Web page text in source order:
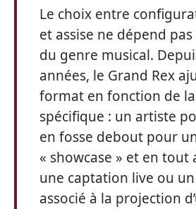
Le choix entre
et assise ne dépend
du genre musical.
années, le Grand Rex
format en fonction de
spécifique : un artiste
en fosse debout pour
« showcase » et en tout
une captation live ou
associé à la projection